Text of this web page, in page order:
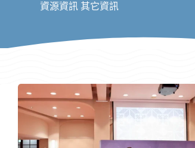
資源資訊 其它資訊